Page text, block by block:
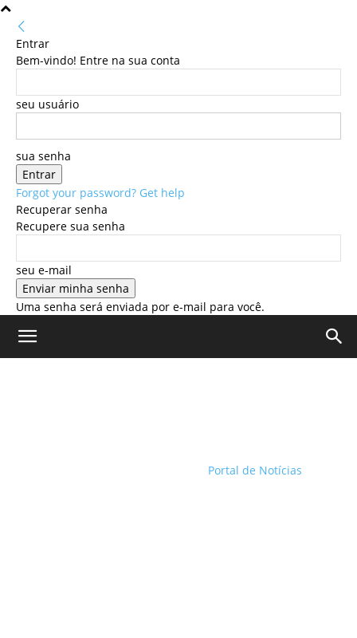
Entrar
Bem-vindo! Entre na sua conta
seu usuário
sua senha
Forgot your password? Get help
Recuperar senha
Recupere sua senha
seu e-mail
Uma senha será enviada por e-mail para você.
Portal de Notícias